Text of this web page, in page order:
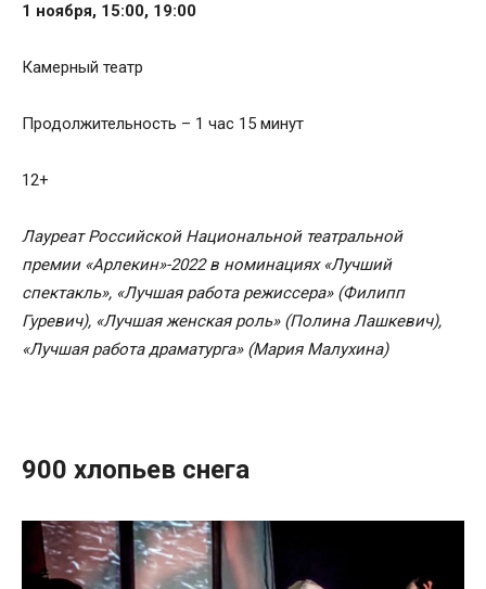
1 ноября, 15:00, 19:00
Камерный театр
Продолжительность – 1 час 15 минут
12+
Лауреат Российской Национальной театральной
премии «Арлекин»-2022 в номинациях «Лучший
спектакль», «Лучшая работа режиссера» (Филипп
Гуревич), «Лучшая женская роль» (Полина Лашкевич),
«Лучшая работа драматурга» (Мария Малухина)
900 хлопьев снега